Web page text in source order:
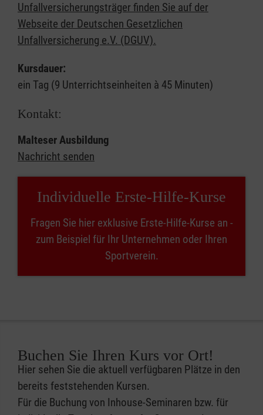
Unfallversicherungsträger finden Sie auf der
Webseite der Deutschen Gesetzlichen
Unfallversicherung e.V. (DGUV).
Kursdauer:
ein Tag (9 Unterrichtseinheiten à 45 Minuten)
Kontakt:
Malteser Ausbildung
Nachricht senden
Individuelle Erste-Hilfe-Kurse
Fragen Sie hier exklusive Erste-Hilfe-Kurse an -
zum Beispiel für Ihr Unternehmen oder Ihren
Sportverein.
Buchen Sie Ihren Kurs vor Ort!
Hier sehen Sie die aktuell verfügbaren Plätze in den
bereits feststehenden Kursen.
Für die Buchung von Inhouse-Seminaren bzw. für